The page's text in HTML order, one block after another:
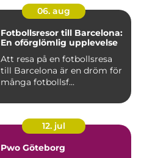
06. aug
Fotbollsresor till Barcelona:
En oförglömlig upplevelse
Att resa på en fotbollsresa
till Barcelona är en dröm för
många fotbollsf...
12. jul
Pwo Göteborg